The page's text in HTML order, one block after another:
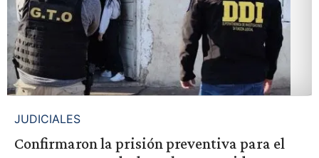
JUDICIALES
Confirmaron la prisión preventiva para el